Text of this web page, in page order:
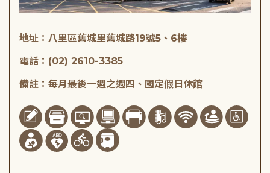
地址：八里區舊城里舊城路19號5、6樓
電話：(02) 2610-3385
備註：每月最後一週之週四、國定假日休館